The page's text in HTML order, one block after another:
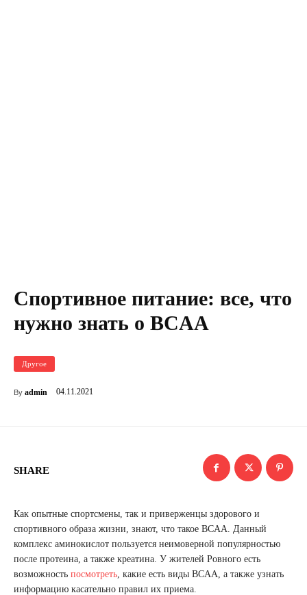
Спортивное питание: все, что
нужно знать о BCAA
Другое
By admin 04.11.2021
SHARE
Как опытные спортсмены, так и приверженцы здорового и
спортивного образа жизни, знают, что такое BCAA. Данный
комплекс аминокислот пользуется неимоверной популярностью
после протеина, а также креатина. У жителей Ровного есть
возможность посмотреть, какие есть виды BCAA, а также узнать
информацию касательно правил их приема.